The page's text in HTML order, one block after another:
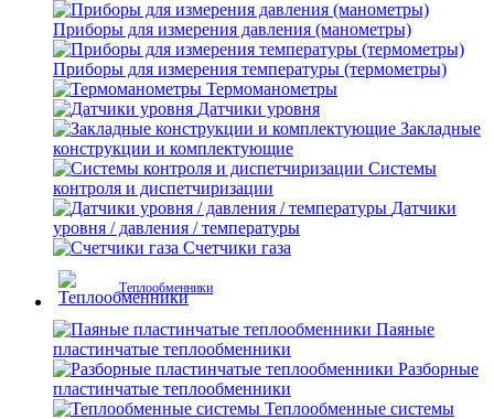
Приборы для измерения давления (манометры)
Приборы для измерения температуры (термометры)
Термоманометры
Датчики уровня
Закладные
конструкции и комплектующие
Системы
контроля и диспетчиризации
Датчики
уровня / давления / температуры
Счетчики газа
Теплообменники
Паяные
пластинчатые теплообменники
Разборные
пластинчатые теплообменники
Теплообменные системы